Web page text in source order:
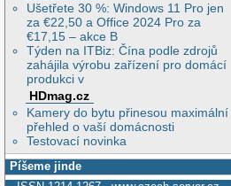
Ušetřete 30 %: Windows 11 Pro jen
za €22,50 a Office 2024 Pro za
€17,15 – akce B
Týden na ITBiz: Čína podle zdrojů
zahájila výrobu zařízení pro domácí
produkci v
HDmag.cz
Kamery do bytu přinesou maximální
přehled o vaší domácnosti
Testovací novinka
Píšeme jinde